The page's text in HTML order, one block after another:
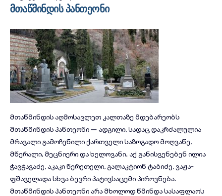
მთაწმინდის პანთეონი
მთაწმინდის აღმოსავლეთ კალთაზე მდებარეობს
მთაწმინდის პანთეონი — ადგილი, სადაც დაკრძალულია
მრავალი გამოჩენილი ქართველი საზოგადო მოღვაწე,
მწერალი, მეცნიერი და ხელოვანი. აქ განისვენებენ ილია
ჭავჭავაძე, აკაკი წერეთელი, გალაკტიონ ტაბიძე, ვაჟა-
ფშაველადა სხვა ბევრი პატივსაცემი პიროვნება.
მთაწმინდის პანთეონი არა მხოლოდ წმინდა სასაფლაოს